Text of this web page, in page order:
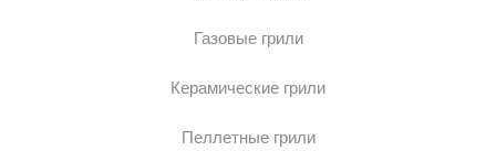
Газовые грили
Керамические грили
Пеллетные грили